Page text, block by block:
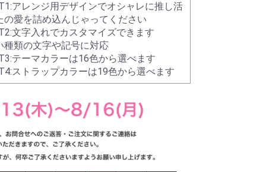
アレンジ用デザインでオシャレに推し活
の愛を詰め込んじゃってください
文字入れでカスタマイズできます
種類の文字や記号に対応
テーマカラーは16色から選べます
ストラップカラーは19色から選べます